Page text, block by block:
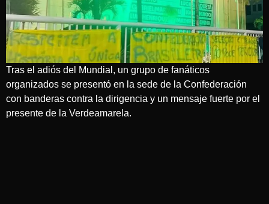
Tras el adiós del Mundial, un grupo de fanáticos
organizados se presentó en la sede de la Confederación
con banderas contra la dirigencia y un mensaje fuerte por el
presente de la Verdeamarela.